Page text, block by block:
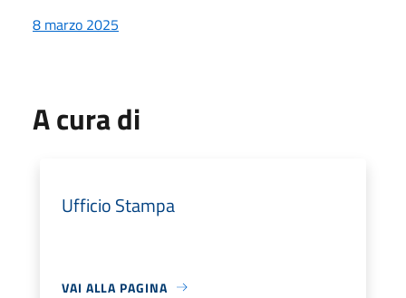
8 marzo 2025
A cura di
Ufficio Stampa
VAI ALLA PAGINA